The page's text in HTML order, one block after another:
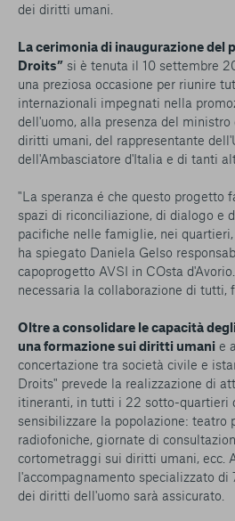
dei diritti umani.
La cerimonia di inaugurazione del
Droits” si è tenuta il 10 settembre
una preziosa occasione per riunire
internazionali impegnati nella
dell'uomo, alla presenza del
diritti umani, del rappresentante
dell'Ambasciatore d'Italia e di tanti
"La speranza é che questo progetto
spazi di riconciliazione, di dialogo e
pacifiche nelle famiglie, nei
ha spiegato Daniela Gelso
capoprogetto AVSI in COsta
necessaria la collaborazione di tutti,
Oltre a consolidare le capacità
una formazione sui diritti umani e
concertazione tra società civile e
Droits" prevede la realizzazione di
itineranti, in tutti i 22 sotto-quartieri
sensibilizzare la popolazione: teatro
radiofoniche, giornate di
cortometraggi sui diritti umani, ecc.
l'accompagnamento specializzato
dei diritti dell'uomo sarà assicurato.